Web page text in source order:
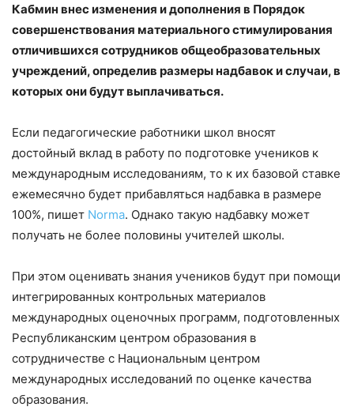
Кабмин внес изменения и дополнения в Порядок
совершенствования материального стимулирования
отличившихся сотрудников общеобразовательных
учреждений, определив размеры надбавок и случаи, в
которых они будут выплачиваться.
Если педагогические работники школ вносят
достойный вклад в работу по подготовке учеников к
международным исследованиям, то к их базовой ставке
ежемесячно будет прибавляться надбавка в размере
100%, пишет Norma. Однако такую надбавку может
получать не более половины учителей школы.
При этом оценивать знания учеников будут при помощи
интегрированных контрольных материалов
международных оценочных программ, подготовленных
Республиканским центром образования в
сотрудничестве с Национальным центром
международных исследований по оценке качества
образования.